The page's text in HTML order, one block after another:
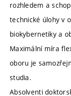
rozhledem a
technické úlohy v
biokybernetiky a
Maximální míra
oboru je
studia.
Absolventi